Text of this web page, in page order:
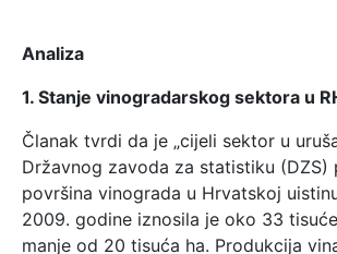
Analiza
1. Stanje vinogradarskog sektora u
Članak tvrdi da je „cijeli sektor u
Državnog zavoda za statistiku (DZS)
površina vinograda u Hrvatskoj
2009. godine iznosila je oko 33
manje od 20 tisuća ha. Produkcija